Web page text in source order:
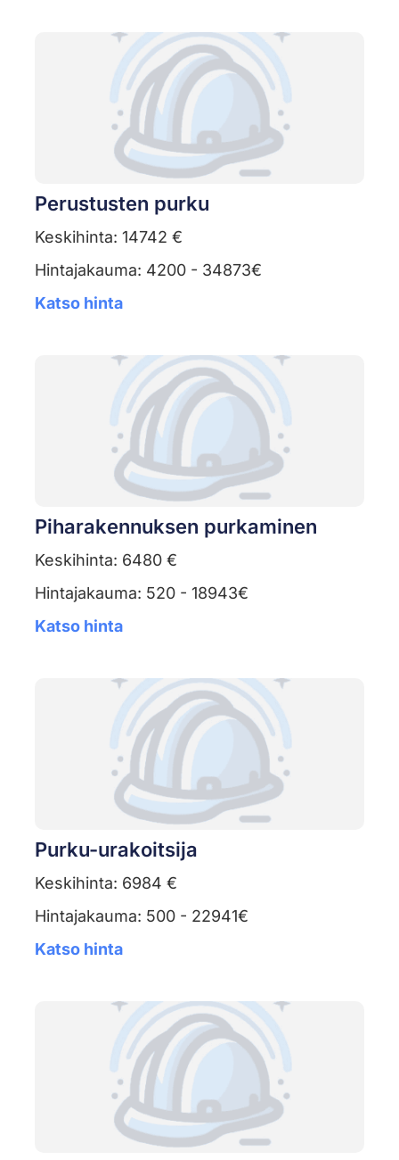
Perustusten purku
Keskihinta: 14742 €
Hintajakauma: 4200 - 34873€
Katso hinta
Piharakennuksen purkaminen
Keskihinta: 6480 €
Hintajakauma: 520 - 18943€
Katso hinta
Purku-urakoitsija
Keskihinta: 6984 €
Hintajakauma: 500 - 22941€
Katso hinta